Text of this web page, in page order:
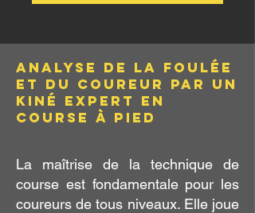
ANALYSE DE LA FOULÉE
ET DU COUREUR PAR UN
KINÉ EXPERT en
course à pied
La maîtrise de la technique de
course est fondamentale pour les
coureurs de tous niveaux. Elle joue